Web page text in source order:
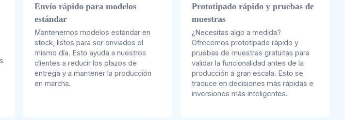
Envío rápido para modelos
estándar
Mantenemos modelos estándar en
stock, listos para ser enviados el
mismo día. Esto ayuda a nuestros
clientes a reducir los plazos de
entrega y a mantener la producción
en marcha.
Prototipado rápido y pruebas de
muestras
¿Necesitas algo a medida?
Ofrecemos prototipado rápido y
pruebas de muestras gratuitas para
validar la funcionalidad antes de la
producción a gran escala. Esto se
traduce en decisiones más rápidas e
inversiones más inteligentes.